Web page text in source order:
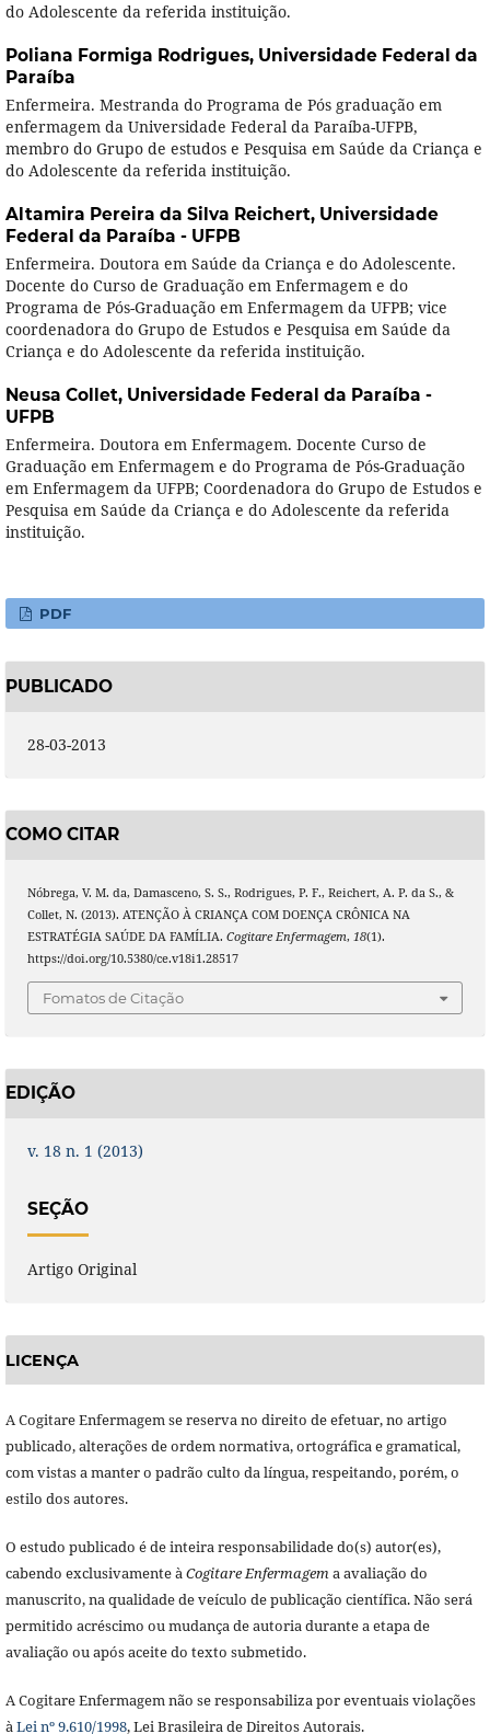
do Adolescente da referida instituição.
Poliana Formiga Rodrigues, Universidade Federal da
Paraíba
Enfermeira. Mestranda do Programa de Pós graduação em
enfermagem da Universidade Federal da Paraíba-UFPB,
membro do Grupo de estudos e Pesquisa em Saúde da Criança e
do Adolescente da referida instituição.
Altamira Pereira da Silva Reichert, Universidade
Federal da Paraíba - UFPB
Enfermeira. Doutora em Saúde da Criança e do Adolescente.
Docente do Curso de Graduação em Enfermagem e do
Programa de Pós-Graduação em Enfermagem da UFPB; vice
coordenadora do Grupo de Estudos e Pesquisa em Saúde da
Criança e do Adolescente da referida instituição.
Neusa Collet, Universidade Federal da Paraíba -
UFPB
Enfermeira. Doutora em Enfermagem. Docente Curso de
Graduação em Enfermagem e do Programa de Pós-Graduação
em Enfermagem da UFPB; Coordenadora do Grupo de Estudos e
Pesquisa em Saúde da Criança e do Adolescente da referida
instituição.
PDF
PUBLICADO
28-03-2013
COMO CITAR
Nóbrega, V. M. da, Damasceno, S. S., Rodrigues, P. F., Reichert, A. P. da S., &
Collet, N. (2013). ATENÇÃO À CRIANÇA COM DOENÇA CRÔNICA NA
ESTRATÉGIA SAÚDE DA FAMÍLIA. Cogitare Enfermagem, 18(1).
https://doi.org/10.5380/ce.v18i1.28517
Fomatos de Citação
EDIÇÃO
v. 18 n. 1 (2013)
SEÇÃO
Artigo Original
LICENÇA
A Cogitare Enfermagem se reserva no direito de efetuar, no artigo
publicado, alterações de ordem normativa, ortográfica e gramatical,
com vistas a manter o padrão culto da língua, respeitando, porém, o
estilo dos autores.
O estudo publicado é de inteira responsabilidade do(s) autor(es),
cabendo exclusivamente àCogitare Enfermagema avaliação do
manuscrito, na qualidade de veículo de publicação científica. Não será
permitido acréscimo ou mudança de autoria durante a etapa de
avaliação ou após aceite do texto submetido.
A Cogitare Enfermagem não se responsabiliza por eventuais violações
àLei nº 9.610/1998, Lei Brasileira de Direitos Autorais.